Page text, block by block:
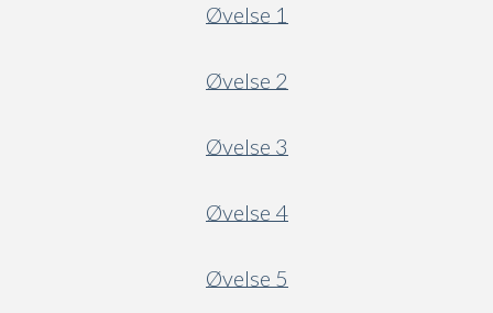
Øvelse 1
Øvelse 2
Øvelse 3
Øvelse 4
Øvelse 5